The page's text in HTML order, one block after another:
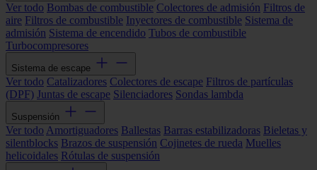
Ver todo Bombas de combustible Colectores de admisión Filtros de
aire Filtros de combustible Inyectores de combustible Sistema de
admisión Sistema de encendido Tubos de combustible
Turbocompresores
Sistema de escape
Ver todo Catalizadores Colectores de escape Filtros de partículas
(DPF) Juntas de escape Silenciadores Sondas lambda
Suspensión
Ver todo Amortiguadores Ballestas Barras estabilizadoras Bieletas y
silentblocks Brazos de suspensión Cojinetes de rueda Muelles
helicoidales Rótulas de suspensión